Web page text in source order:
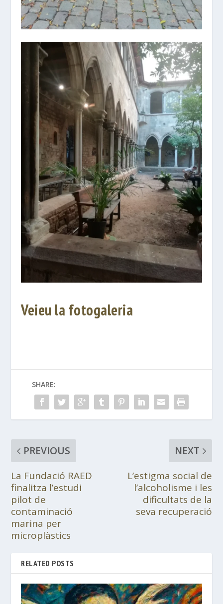
Veieu la fotogaleria
SHARE:
PREVIOUS
La Fundació RAED
finalitza l’estudi
pilot de
contaminació
marina per
microplàstics
NEXT
L’estigma social de
l’alcoholisme i les
dificultats de la
seva recuperació
RELATED POSTS